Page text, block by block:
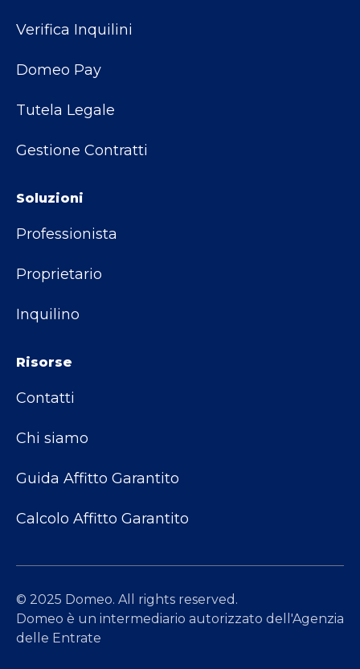
Verifica Inquilini
Domeo Pay
Tutela Legale
Gestione Contratti
Soluzioni
Professionista
Proprietario
Inquilino
Risorse
Contatti
Chi siamo
Guida Affitto Garantito
Calcolo Affitto Garantito
© 2025 Domeo. All rights reserved.
Domeo è un intermediario autorizzato dell'Agenzia
delle Entrate